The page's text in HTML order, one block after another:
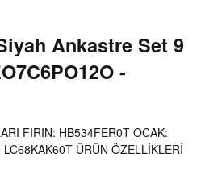
Ankastre Set 9
-
FIRIN: HB534FER0T OCAK:
ÜRÜN ÖZELLİKLERİ